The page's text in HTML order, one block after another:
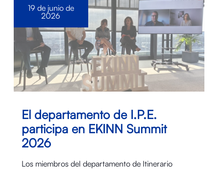
El departamento de I.P.E.
participa en EKINN Summit
2026
Los miembros del departamento de Itinerario
19 de junio de
2026